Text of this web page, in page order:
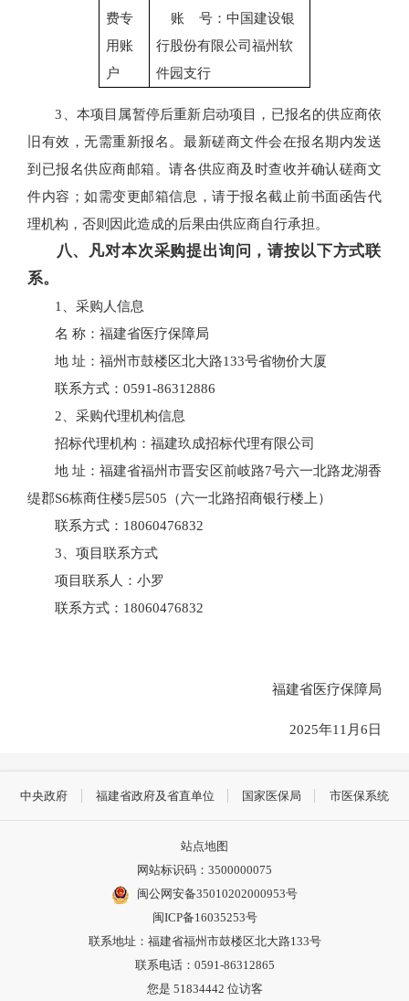
费专
用账
户
账 号：中国建设银
行股份有限公司福州软
件园支行
3、本项目属暂停后重新启动项目，已报名的供应商依
旧有效，无需重新报名。最新磋商文件会在报名期内发送
到已报名供应商邮箱。请各供应商及时查收并确认磋商文
件内容；如需变更邮箱信息，请于报名截止前书面函告代
理机构，否则因此造成的后果由供应商自行承担。
八、凡对本次采购提出询问，请按以下方式联
系。
1、采购人信息
名 称：福建省医疗保障局
地 址：福州市鼓楼区北大路133号省物价大厦
联系方式：0591-86312886
2、采购代理机构信息
招标代理机构：福建玖成招标代理有限公司
地 址：福建省福州市晋安区前岐路7号六一北路龙湖香
缇郡S6栋商住楼5层505（六一北路招商银行楼上）
联系方式：18060476832
3、项目联系方式
项目联系人：小罗
联系方式：18060476832
福建省医疗保障局
2025年11月6日
中央政府 福建省政府及省直单位 国家医保局 市医保系统
站点地图
网站标识码：3500000075
闽公网安备35010202000953号
闽ICP备16035253号
联系地址：福建省福州市鼓楼区北大路133号
联系电话：0591-86312865
您是 51834442 位访客